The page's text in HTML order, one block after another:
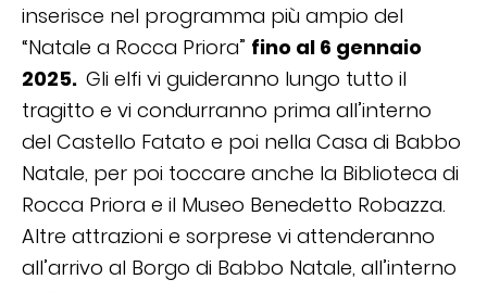
inserisce nel programma più ampio del
“Natale a Rocca Priora” fino al 6 gennaio
2025. Gli elfi vi guideranno lungo tutto il
tragitto e vi condurranno prima all’interno
del Castello Fatato e poi nella Casa di Babbo
Natale, per poi toccare anche la Biblioteca di
Rocca Priora e il Museo Benedetto Robazza.
Altre attrazioni e sorprese vi attenderanno
all’arrivo al Borgo di Babbo Natale, all’interno